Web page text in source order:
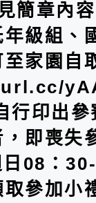
簡章內
級組、
家園自
行印出
即喪失
08：
參加小